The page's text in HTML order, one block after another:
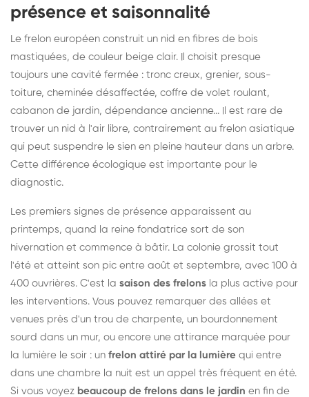
présence et saisonnalité
Le frelon européen construit un nid en fibres de bois
mastiquées, de couleur beige clair. Il choisit presque
toujours une cavité fermée : tronc creux, grenier, sous-
toiture, cheminée désaffectée, coffre de volet roulant,
cabanon de jardin, dépendance ancienne... Il est rare de
trouver un nid à l'air libre, contrairement au frelon asiatique
qui peut suspendre le sien en pleine hauteur dans un arbre.
Cette différence écologique est importante pour le
diagnostic.
Les premiers signes de présence apparaissent au
printemps, quand la reine fondatrice sort de son
hivernation et commence à bâtir. La colonie grossit tout
l'été et atteint son pic entre août et septembre, avec 100 à
400 ouvrières. C'est la saison des frelons la plus active pour
les interventions. Vous pouvez remarquer des allées et
venues près d'un trou de charpente, un bourdonnement
sourd dans un mur, ou encore une attirance marquée pour
la lumière le soir : un frelon attiré par la lumière qui entre
dans une chambre la nuit est un appel très fréquent en été.
Si vous voyez beaucoup de frelons dans le jardin en fin de